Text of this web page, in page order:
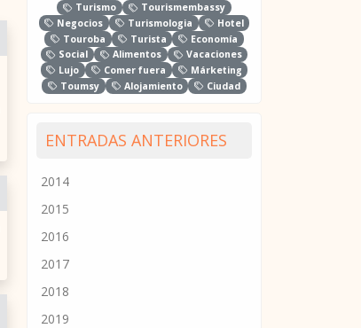
Turismo
Tourismembassy
Negocios
Turismologia
Hotel
Touroba
Turista
Economía
Social
Alimentos
Vacaciones
Lujo
Comer fuera
Márketing
Toumsy
Alojamiento Ciudad
ENTRADAS ANTERIORES
2014
2015
2016
2017
2018
2019